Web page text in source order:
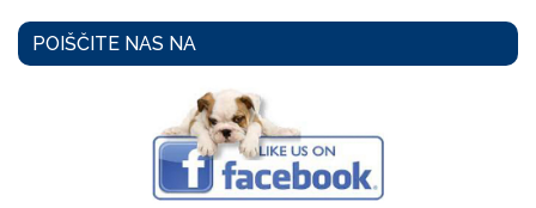
POIŠČITE NAS NA